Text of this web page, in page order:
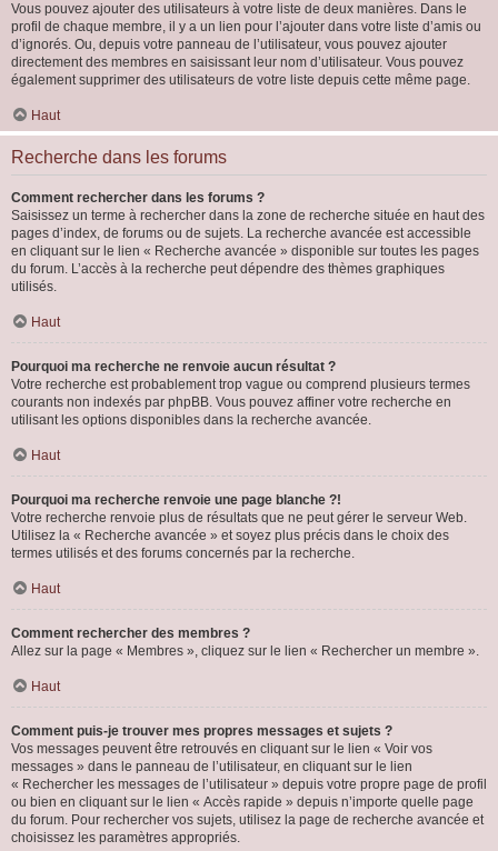
Vous pouvez ajouter des utilisateurs à votre liste de deux manières. Dans le
profil de chaque membre, il y a un lien pour l’ajouter dans votre liste d’amis ou
d’ignorés. Ou, depuis votre panneau de l’utilisateur, vous pouvez ajouter
directement des membres en saisissant leur nom d’utilisateur. Vous pouvez
également supprimer des utilisateurs de votre liste depuis cette même page.
Haut
Recherche dans les forums
Comment rechercher dans les forums ?
Saisissez un terme à rechercher dans la zone de recherche située en haut des
pages d’index, de forums ou de sujets. La recherche avancée est accessible
en cliquant sur le lien « Recherche avancée » disponible sur toutes les pages
du forum. L’accès à la recherche peut dépendre des thèmes graphiques
utilisés.
Haut
Pourquoi ma recherche ne renvoie aucun résultat ?
Votre recherche est probablement trop vague ou comprend plusieurs termes
courants non indexés par phpBB. Vous pouvez affiner votre recherche en
utilisant les options disponibles dans la recherche avancée.
Haut
Pourquoi ma recherche renvoie une page blanche ?!
Votre recherche renvoie plus de résultats que ne peut gérer le serveur Web.
Utilisez la « Recherche avancée » et soyez plus précis dans le choix des
termes utilisés et des forums concernés par la recherche.
Haut
Comment rechercher des membres ?
Allez sur la page « Membres », cliquez sur le lien « Rechercher un membre ».
Haut
Comment puis-je trouver mes propres messages et sujets ?
Vos messages peuvent être retrouvés en cliquant sur le lien « Voir vos
messages » dans le panneau de l’utilisateur, en cliquant sur le lien
« Rechercher les messages de l’utilisateur » depuis votre propre page de profil
ou bien en cliquant sur le lien « Accès rapide » depuis n’importe quelle page
du forum. Pour rechercher vos sujets, utilisez la page de recherche avancée et
choisissez les paramètres appropriés.